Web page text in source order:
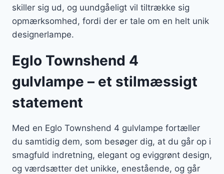
skiller sig ud, og uundgåeligt vil tiltrække sig
opmærksomhed, fordi der er tale om en helt unik
designerlampe.
Eglo Townshend 4
gulvlampe – et stilmæssigt
statement
Med en Eglo Townshend 4 gulvlampe fortæller
du samtidig dem, som besøger dig, at du går op i
smagfuld indretning, elegant og eviggrønt design,
og værdsætter det unikke, enestående, og går